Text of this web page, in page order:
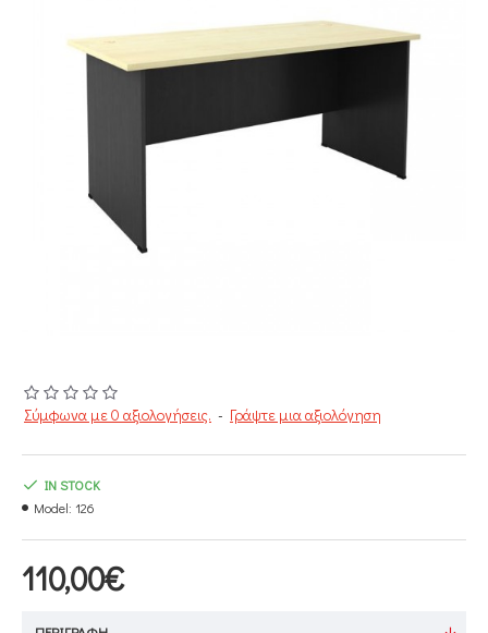
Σύμφωνα με 0 αξιολογήσεις. - Γράψτε μια αξιολόγηση
110,00€
IN STOCK
Model: 126